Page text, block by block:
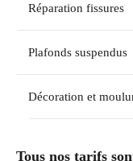
Réparation fissures
Plafonds suspendus
Décoration et
Tous nos tarifs